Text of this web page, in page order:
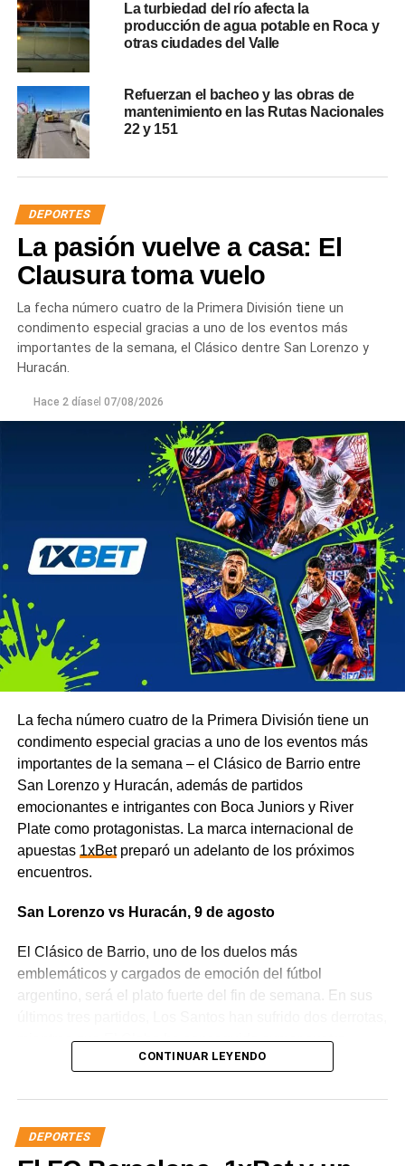
La turbiedad del río afecta la
producción de agua potable en Roca y
otras ciudades del Valle
Refuerzan el bacheo y las obras de
mantenimiento en las Rutas Nacionales
22 y 151
DEPORTES
La pasión vuelve a casa: El
Clausura toma vuelo
La fecha número cuatro de la Primera División tiene un
condimento especial gracias a uno de los eventos más
importantes de la semana, el Clásico dentre San Lorenzo y
Huracán.
Hace 2 díasel 07/08/2026
La fecha número cuatro de la Primera División tiene un
condimento especial gracias a uno de los eventos más
importantes de la semana – el Clásico de Barrio entre
San Lorenzo y Huracán, además de partidos
emocionantes e intrigantes con Boca Juniors y River
Plate como protagonistas. La marca internacional de
apuestas 1xBetpreparó un adelanto de los próximos
encuentros.
San Lorenzo vs Huracán, 9 de agosto
El Clásico de Barrio, uno de los duelos más
emblemáticos y cargados de emoción del fútbol
argentino, será el plato fuerte del fin de semana. En sus
mientras que El Globo ha conseguido sumar cuatro
puntos. El cruce entre estos dos viejos rivales va mucho
a pelear no solo por mejorar su posición en la liga, sino
también por defender el honor de sus clubes.
CONTINUAR LEYENDO
DEPORTES